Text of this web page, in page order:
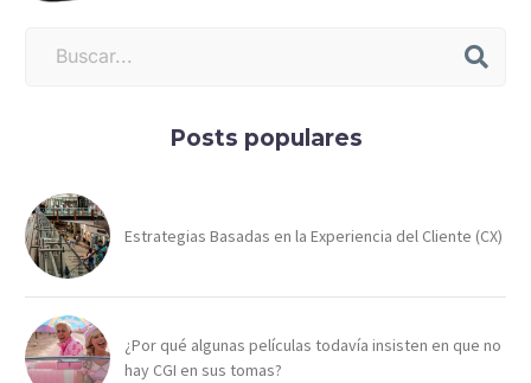
Posts populares
Estrategias Basadas en la Experiencia del Cliente (CX)
¿Por qué algunas películas todavía insisten en que no
hay CGI en sus tomas?